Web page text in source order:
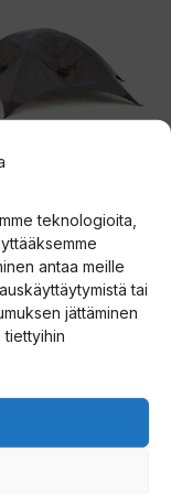
teknologioita,
antaa meille
tai
jättäminen
tiettyihin
Bunker XXL
0
:
s
t
139,00€
ostoskoriin